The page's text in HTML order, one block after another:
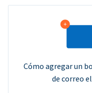
Cómo agregar un
de correo